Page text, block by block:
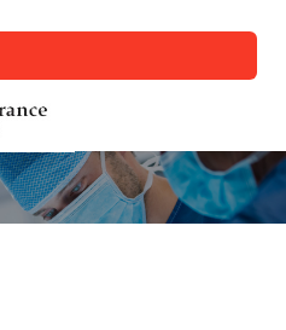
navigation